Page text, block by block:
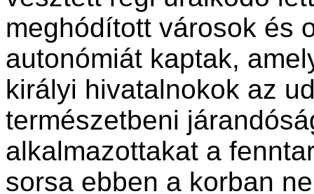
meghódított városok és
autonómiát kaptak,
királyi hivatalnokok az
természetbeni
alkalmazottakat a
sorsa ebben a korban